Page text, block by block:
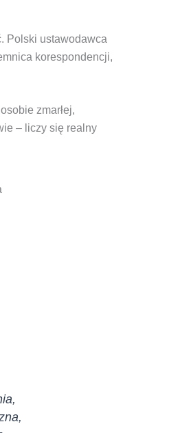
Polski ustawodawca
korespondencji,
zmarłej,
– liczy się realny